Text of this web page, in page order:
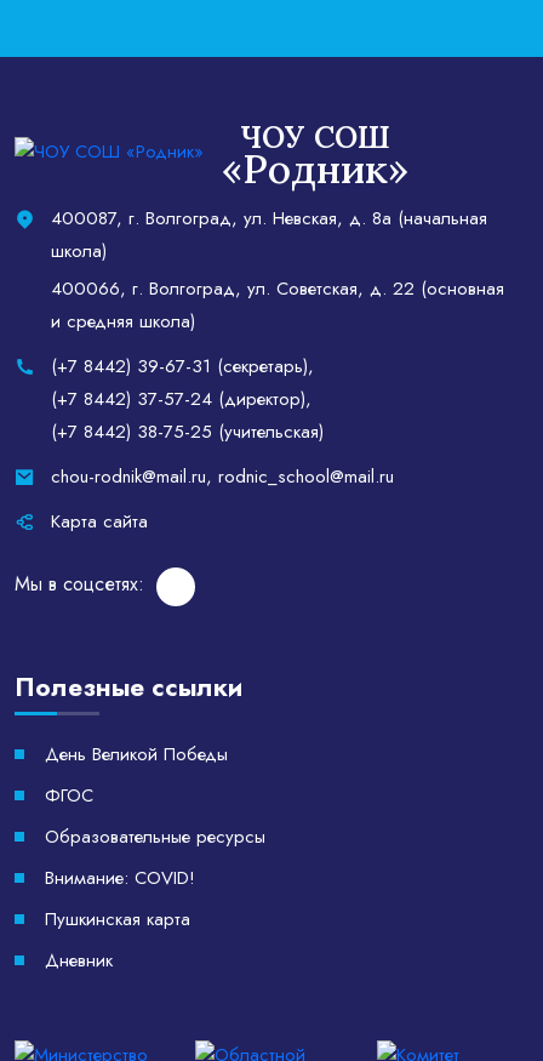
ЧОУ СОШ
«Родник»
400087, г. Волгоград, ул. Невская, д. 8а (начальная
школа)
400066, г. Волгоград, ул. Советская, д. 22 (основная
и средняя школа)
(+7 8442) 39-67-31 (секретарь),
(+7 8442) 37-57-24 (директор),
(+7 8442) 38-75-25 (учительская)
chou-rodnik@mail.ru, rodnic_school@mail.ru
Карта сайта
Мы в соцсетях:
Полезные ссылки
День Великой Победы
ФГОС
Образовательные ресурсы
Внимание: COVID!
Пушкинская карта
Дневник